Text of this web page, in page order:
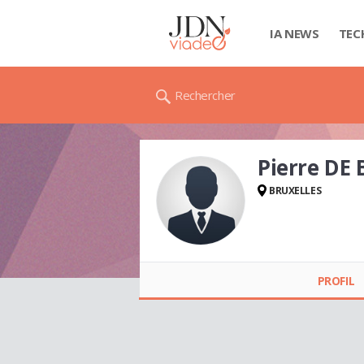
IA NEWS
Rechercher
Pierre DE
BRUXELLES
PROFIL